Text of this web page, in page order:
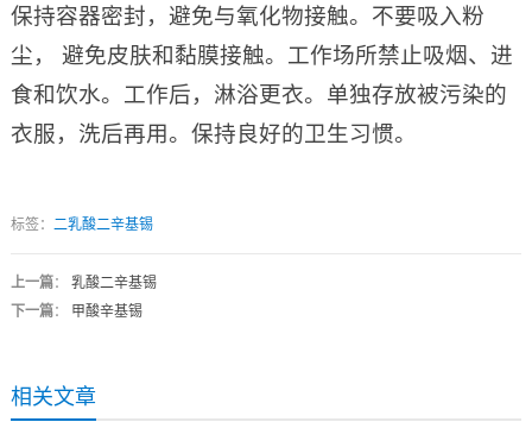
保持容器密封，避免与氧化物接触。不要吸入粉
尘， 避免皮肤和黏膜接触。工作场所禁止吸烟、进
食和饮水。工作后，淋浴更衣。单独存放被污染的
衣服，洗后再用。保持良好的卫生习惯。
标签： 二乳酸二辛基锡
上一篇： 乳酸二辛基锡
下一篇： 甲酸辛基锡
相关文章